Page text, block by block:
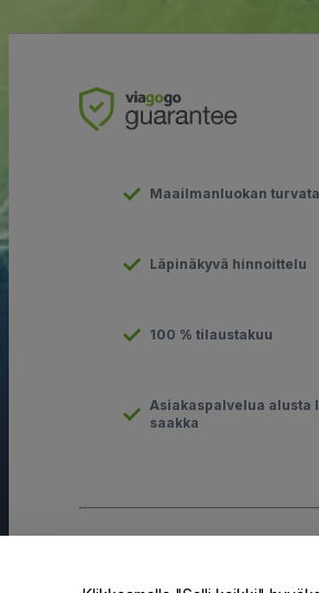
Maailmanluokan
Läpinäkyvä hinnoittelu
100 % tilaustakuu
Asiakaspalvelua alusta
saakka